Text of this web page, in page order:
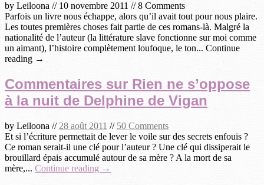
by Leiloona // 10 novembre 2011 //8 Comments
Parfois un livre nous échappe, alors qu’il avait tout pour nous plaire.
Les toutes premières choses fait partie de ces romans-là. Malgré la
nationalité de l’auteur (la littérature slave fonctionne sur moi comme
un aimant), l’histoire complètement loufoque, le ton... Continue
reading →
Commentaires sur Rien ne s’oppose
à la nuit de Delphine de Vigan
by Leiloona // 28 août 2011 // 50 Comments
Et si l’écriture permettait de lever le voile sur des secrets enfouis ?
Ce roman serait-il une clé pour l’auteur ? Une clé qui dissiperait le
brouillard épais accumulé autour de sa mère ? A la mort de sa
mère,... Continue reading →